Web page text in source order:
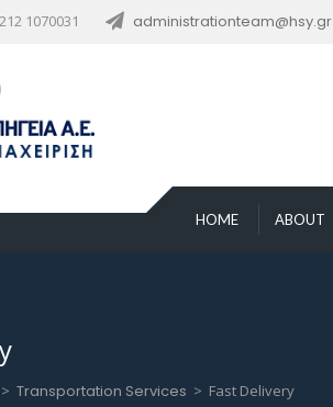
1070031 administrationteam@hsy.gr
HOME ABOUT
> Transportation Services > Fast Delivery